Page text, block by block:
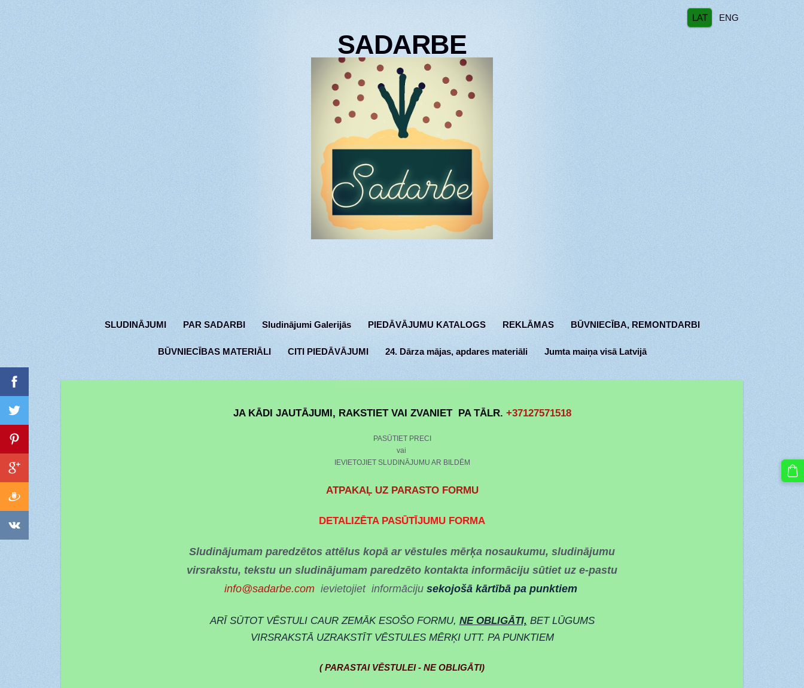
SADARBE
SLUDINĀJUMI PAR SADARBI Sludinājumi Galerijās PIEDĀVĀJUMU KATALOGS REKLĀMAS BŪVNIECĪBA, REMONTDARBI
BŪVNIECĪBAS MATERIĀLI CITI PIEDĀVĀJUMI 24. Dārza mājas, apdares materiāli Jumta maiņa visā Latvijā
LAT ENG
JA KĀDI JAUTĀJUMI, RAKSTIET VAI ZVANIET PA TĀLR. +37127571518
PASŪTIET PRECI
vai
IEVIETOJIET SLUDINĀJUMU AR BILDĒM
ATPAKAĻ UZ PARASTO FORMU
DETALIZĒTA PASŪTĪJUMU FORMA
Sludinājumam paredzētos attēlus kopā ar vēstules mērķa nosaukumu, sludinājumu
virsrakstu, tekstu un sludinājumam paredzēto kontakta informāciju sūtiet uz e-pastu
info@sadarbe.com ievietojiet informāciju sekojošā kārtībā pa punktiem
ARĪ SŪTOT VĒSTULI CAUR ZEMĀK ESOŠO FORMU, NE OBLIGĀTI,
BET LŪGUMS
VIRSRAKSTĀ UZRAKSTĪT VĒSTULES MĒRĶI UTT. PA PUNKTIEM
( PARASTAI VĒSTULEI - NE OBLIGĀTI)